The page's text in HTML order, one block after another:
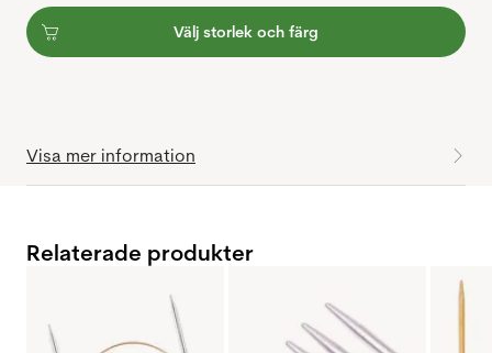
Välj storlek och färg
Visa mer information
Relaterade produkter